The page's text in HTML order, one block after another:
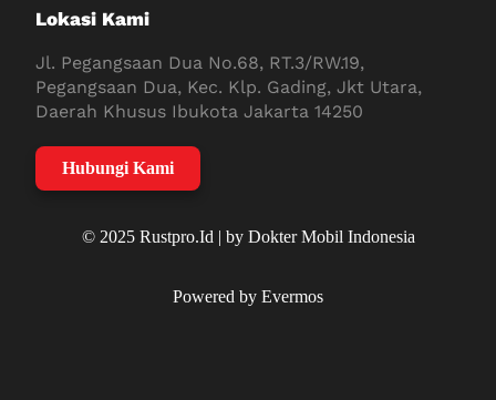
Lokasi Kami
Jl. Pegangsaan Dua No.68, RT.3/RW.19,
Pegangsaan Dua, Kec. Klp. Gading, Jkt Utara,
Daerah Khusus Ibukota Jakarta 14250
Hubungi Kami
© 2025 Rustpro.Id | by Dokter Mobil Indonesia
Powered by Evermos